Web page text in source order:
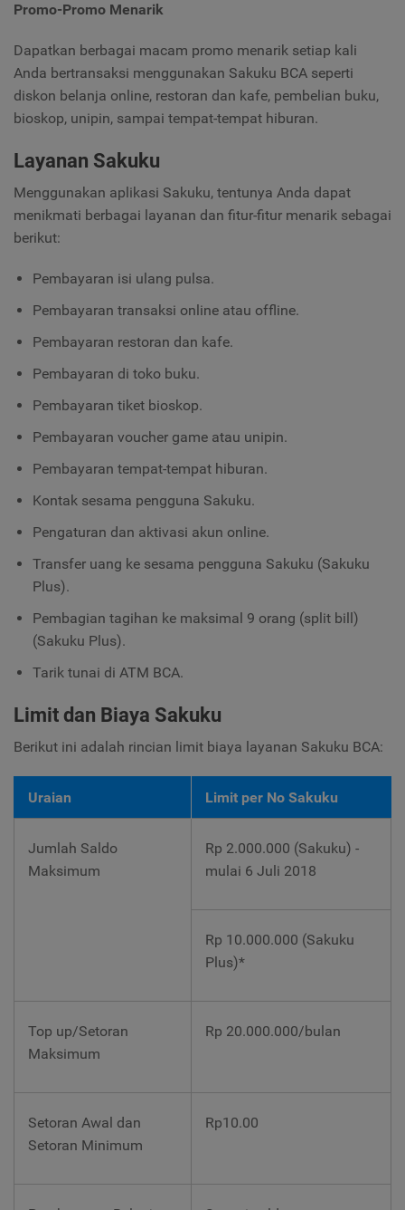
Promo-Promo Menarik
Dapatkan berbagai macam promo menarik setiap kali
Anda bertransaksi menggunakan Sakuku BCA seperti
diskon belanja online, restoran dan kafe, pembelian buku,
bioskop, unipin, sampai tempat-tempat hiburan.
Layanan Sakuku
Menggunakan aplikasi Sakuku, tentunya Anda dapat
menikmati berbagai layanan dan fitur-fitur menarik sebagai
berikut:
Pembayaran isi ulang pulsa.
Pembayaran transaksi online atau offline.
Pembayaran restoran dan kafe.
Pembayaran di toko buku.
Pembayaran tiket bioskop.
Pembayaran voucher game atau unipin.
Pembayaran tempat-tempat hiburan.
Kontak sesama pengguna Sakuku.
Pengaturan dan aktivasi akun online.
Transfer uang ke sesama pengguna Sakuku (Sakuku
Plus).
Pembagian tagihan ke maksimal 9 orang (split bill)
(Sakuku Plus).
Tarik tunai di ATM BCA.
Limit dan Biaya Sakuku
Berikut ini adalah rincian limit biaya layanan Sakuku BCA:
Uraian Limit per No Sakuku
Jumlah Saldo
Maksimum
Rp 2.000.000 (Sakuku) -
mulai 6 Juli 2018
Rp 10.000.000 (Sakuku
Plus)*
Top up/Setoran
Maksimum
Rp 20.000.000/bulan
Setoran Awal dan
Setoran Minimum
Rp10.00